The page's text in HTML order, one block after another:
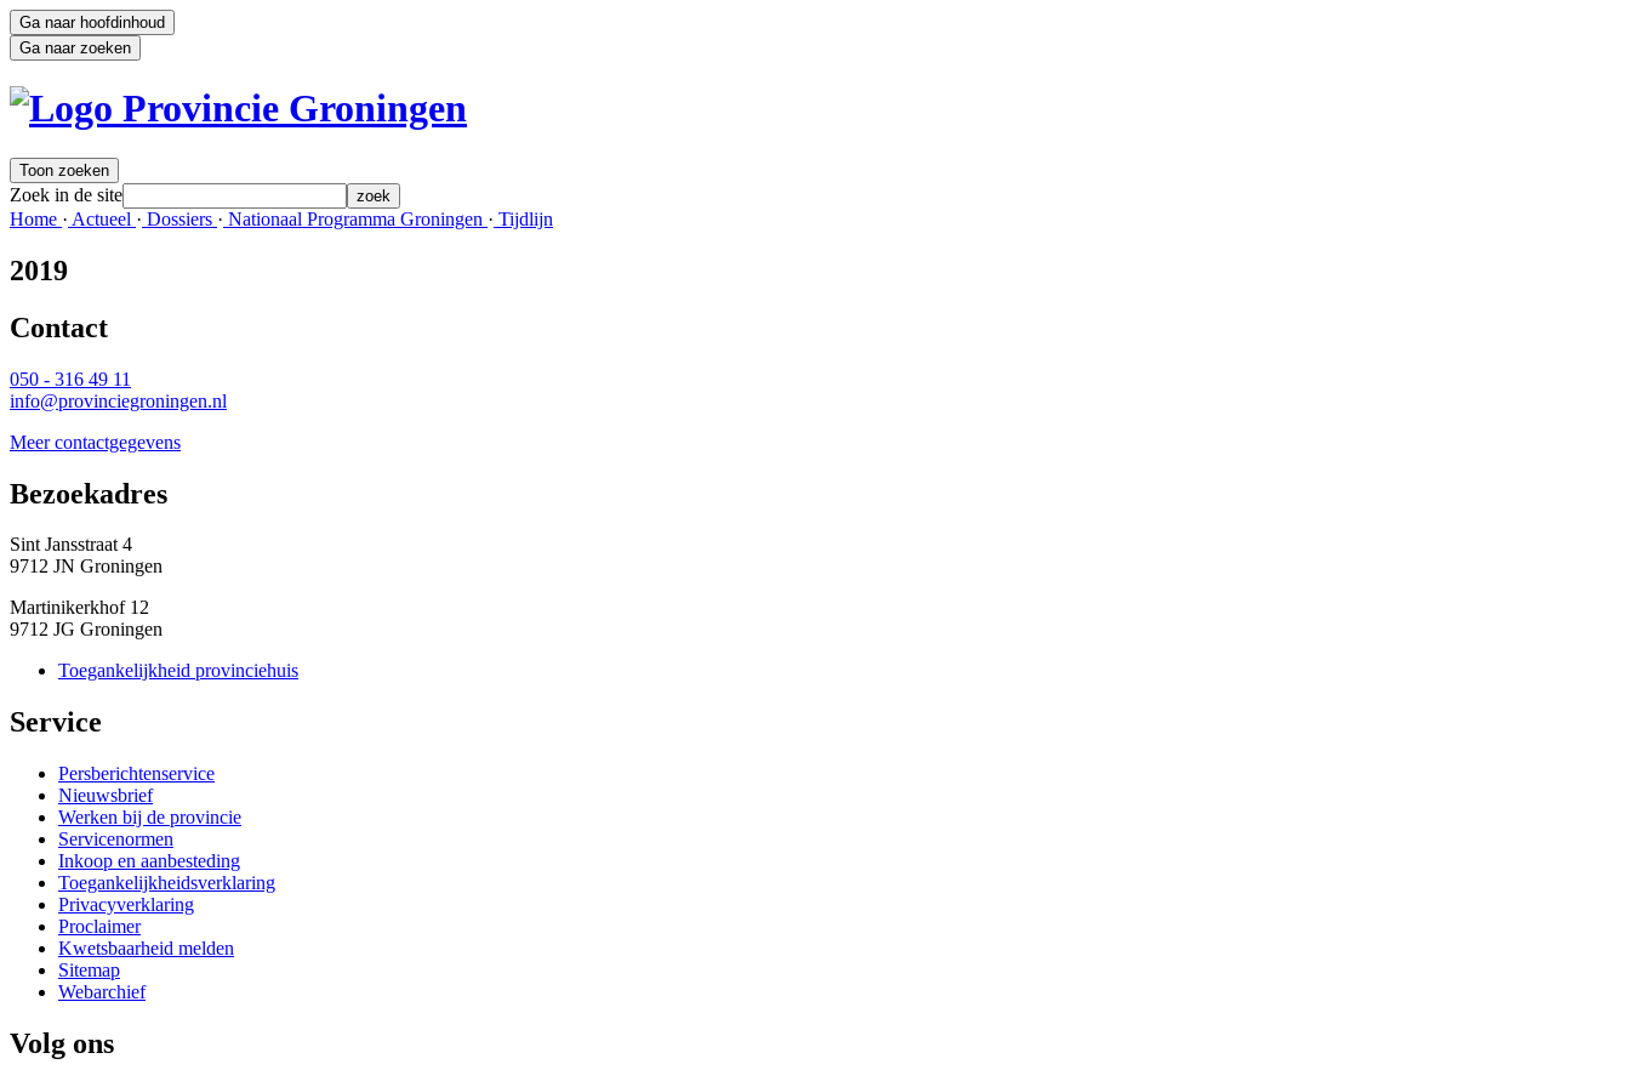
Ga naar hoofdinhoud
Ga naar zoeken
Toon zoeken
Zoek in de site zoek
Home · Actueel · Dossiers · Nationaal Programma Groningen · Tijdlijn
2019
Contact
050 - 316 49 11
info@provinciegroningen.nl
Meer contactgegevens
Bezoekadres
Sint Jansstraat 4
9712 JN Groningen
Martinikerkhof 12
9712 JG Groningen
Toegankelijkheid provinciehuis
Service
Persberichtenservice
Nieuwsbrief
Werken bij de provincie
Servicenormen
Inkoop en aanbesteding
Toegankelijkheidsverklaring
Privacyverklaring
Proclaimer
Kwetsbaarheid melden
Sitemap
Webarchief
Volg ons